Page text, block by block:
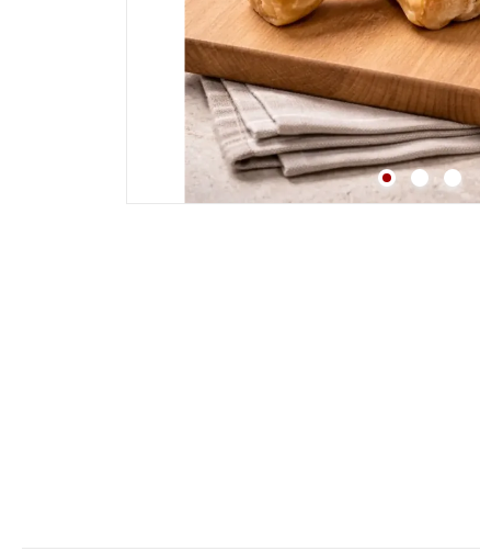
Pansen & Lunge
Leber & Herz
Schwanz &
Nasen
Maul & Lefzen
Knochen & Beine